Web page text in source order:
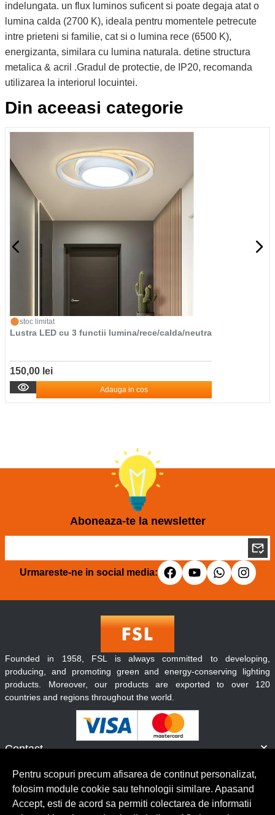
indelungata. un flux luminos suficent si poate degaja atat o
lumina calda (2700 K), ideala pentru momentele petrecute
intre prieteni si familie, cat si o lumina rece (6500 K),
energizanta, similara cu lumina naturala. detine structura
metalica & acril .Gradul de protectie, de IP20, recomanda
utilizarea la interiorul locuintei.
Din aceeasi categorie
stoc limitat
Lustra LED cu 3 functii lumina/rece/calda/neutra
150,00 lei
Adauga in cos
Aboneaza-te la newsletter
Urmareste-ne in social media:
Contact
Servicii clienti
Founded in 1958, FSL is always committed to developing,
producing, and promoting green and energy-conserving lighting
products. Moreover, our products are exported to over 120
countries and regions throughout the world.
Pentru scopuri precum afisarea de continut personalizat,
folosim module cookie sau tehnologii similare. Apasand
Accept, esti de acord sa permiti colectarea de informatii